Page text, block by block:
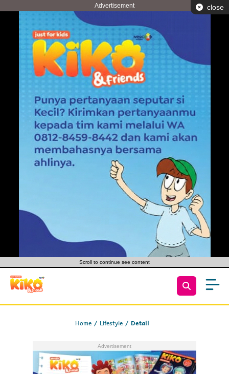
Advertisement close
Scroll to continue see content
Home Lifestyle Detail